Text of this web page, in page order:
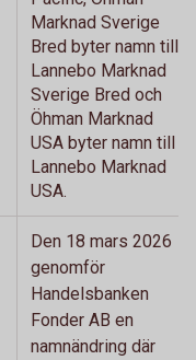
Marknad Sverige
Bred byter namn till
Lannebo Marknad
Sverige Bred och
Öhman Marknad
USA byter namn till
Lannebo Marknad
USA.
Den 18 mars 2026
genomför
Handelsbanken
Fonder AB en
namnändring där